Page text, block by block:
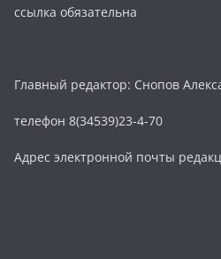
ссылка обязательна
Главный редактор: Снопов
телефон 8(34539)23-4-70
Адрес электронной почты